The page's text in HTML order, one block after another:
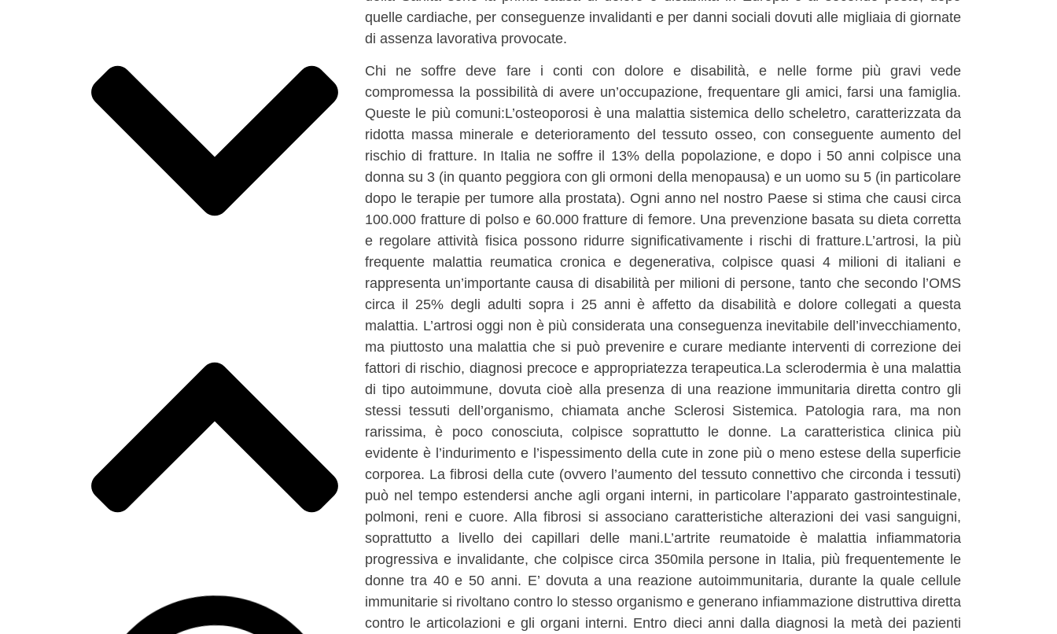
quelle cardiache, per conseguenze invalidanti e per danni sociali dovuti alle migliaia di giornate
di assenza lavorativa provocate.
Chi ne soffre deve fare i conti con dolore e disabilità, e nelle forme più gravi vede
compromessa la possibilità di avere un’occupazione, frequentare gli amici, farsi una famiglia.
Queste le più comuni:L’osteoporosi è una malattia sistemica dello scheletro, caratterizzata da
ridotta massa minerale e deterioramento del tessuto osseo, con conseguente aumento del
rischio di fratture. In Italia ne soffre il 13% della popolazione, e dopo i 50 anni colpisce una
donna su 3 (in quanto peggiora con gli ormoni della menopausa) e un uomo su 5 (in particolare
dopo le terapie per tumore alla prostata). Ogni anno nel nostro Paese si stima che causi circa
100.000 fratture di polso e 60.000 fratture di femore. Una prevenzione basata su dieta corretta
e regolare attività fisica possono ridurre significativamente i rischi di fratture.L’artrosi, la più
frequente malattia reumatica cronica e degenerativa, colpisce quasi 4 milioni di italiani e
rappresenta un’importante causa di disabilità per milioni di persone, tanto che secondo l’OMS
circa il 25% degli adulti sopra i 25 anni è affetto da disabilità e dolore collegati a questa
malattia. L’artrosi oggi non è più considerata una conseguenza inevitabile dell’invecchiamento,
ma piuttosto una malattia che si può prevenire e curare mediante interventi di correzione dei
fattori di rischio, diagnosi precoce e appropriatezza terapeutica.La sclerodermia è una malattia
di tipo autoimmune, dovuta cioè alla presenza di una reazione immunitaria diretta contro gli
stessi tessuti dell’organismo, chiamata anche Sclerosi Sistemica. Patologia rara, ma non
rarissima, è poco conosciuta, colpisce soprattutto le donne. La caratteristica clinica più
evidente è l’indurimento e l’ispessimento della cute in zone più o meno estese della superficie
corporea. La fibrosi della cute (ovvero l’aumento del tessuto connettivo che circonda i tessuti)
può nel tempo estendersi anche agli organi interni, in particolare l’apparato gastrointestinale,
polmoni, reni e cuore. Alla fibrosi si associano caratteristiche alterazioni dei vasi sanguigni,
soprattutto a livello dei capillari delle mani.L’artrite reumatoide è malattia infiammatoria
progressiva e invalidante, che colpisce circa 350mila persone in Italia, più frequentemente le
donne tra 40 e 50 anni. E’ dovuta a una reazione autoimmunitaria, durante la quale cellule
immunitarie si rivoltano contro lo stesso organismo e generano infiammazione distruttiva diretta
contro le articolazioni e gli organi interni. Entro dieci anni dalla diagnosi la metà dei pazienti